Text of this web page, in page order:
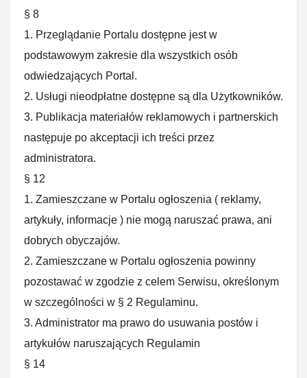
§ 8
1. Przeglądanie Portalu dostępne jest w
podstawowym zakresie dla wszystkich osób
odwiedzających Portal.
2. Usługi nieodpłatne dostępne są dla Użytkowników.
3. Publikacja materiałów reklamowych i partnerskich
następuje po akceptacji ich treści przez
administratora.
§ 12
1. Zamieszczane w Portalu ogłoszenia ( reklamy,
artykuły, informacje ) nie mogą naruszać prawa, ani
dobrych obyczajów.
2. Zamieszczane w Portalu ogłoszenia powinny
pozostawać w zgodzie z celem Serwisu, określonym
w szczególności w § 2 Regulaminu.
3. Administrator ma prawo do usuwania postów i
artykułów naruszających Regulamin
§ 14